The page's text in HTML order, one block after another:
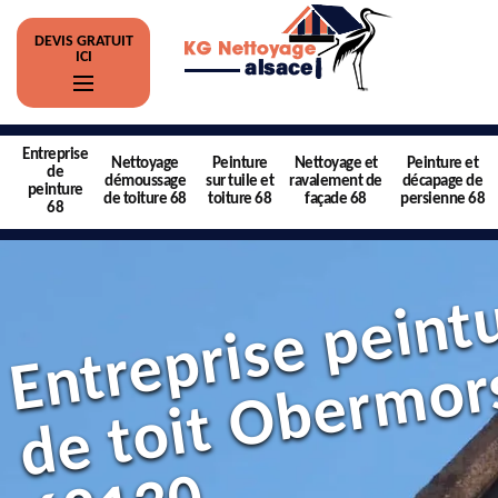
DEVIS GRATUIT
ICI
Entreprise
de
peinture
68
Nettoyage
démoussage
de toiture 68
Peinture
sur tuile et
toiture 68
Nettoyage et
ravalement de
façade 68
Peinture et
décapage de
persienne 68